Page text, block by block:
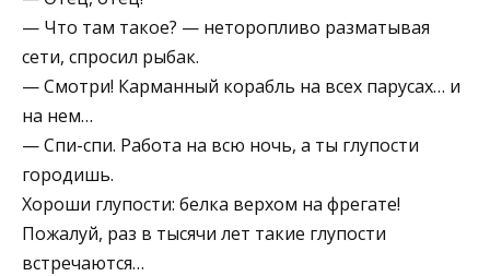
— Что там такое? — неторопливо разматывая
сети, спросил рыбак.
— Смотри! Карманный корабль на всех парусах… и
на нем…
— Спи-спи. Работа на всю ночь, а ты глупости
городишь.
Хороши глупости: белка верхом на фрегате!
Пожалуй, раз в тысячи лет такие глупости
встречаются…